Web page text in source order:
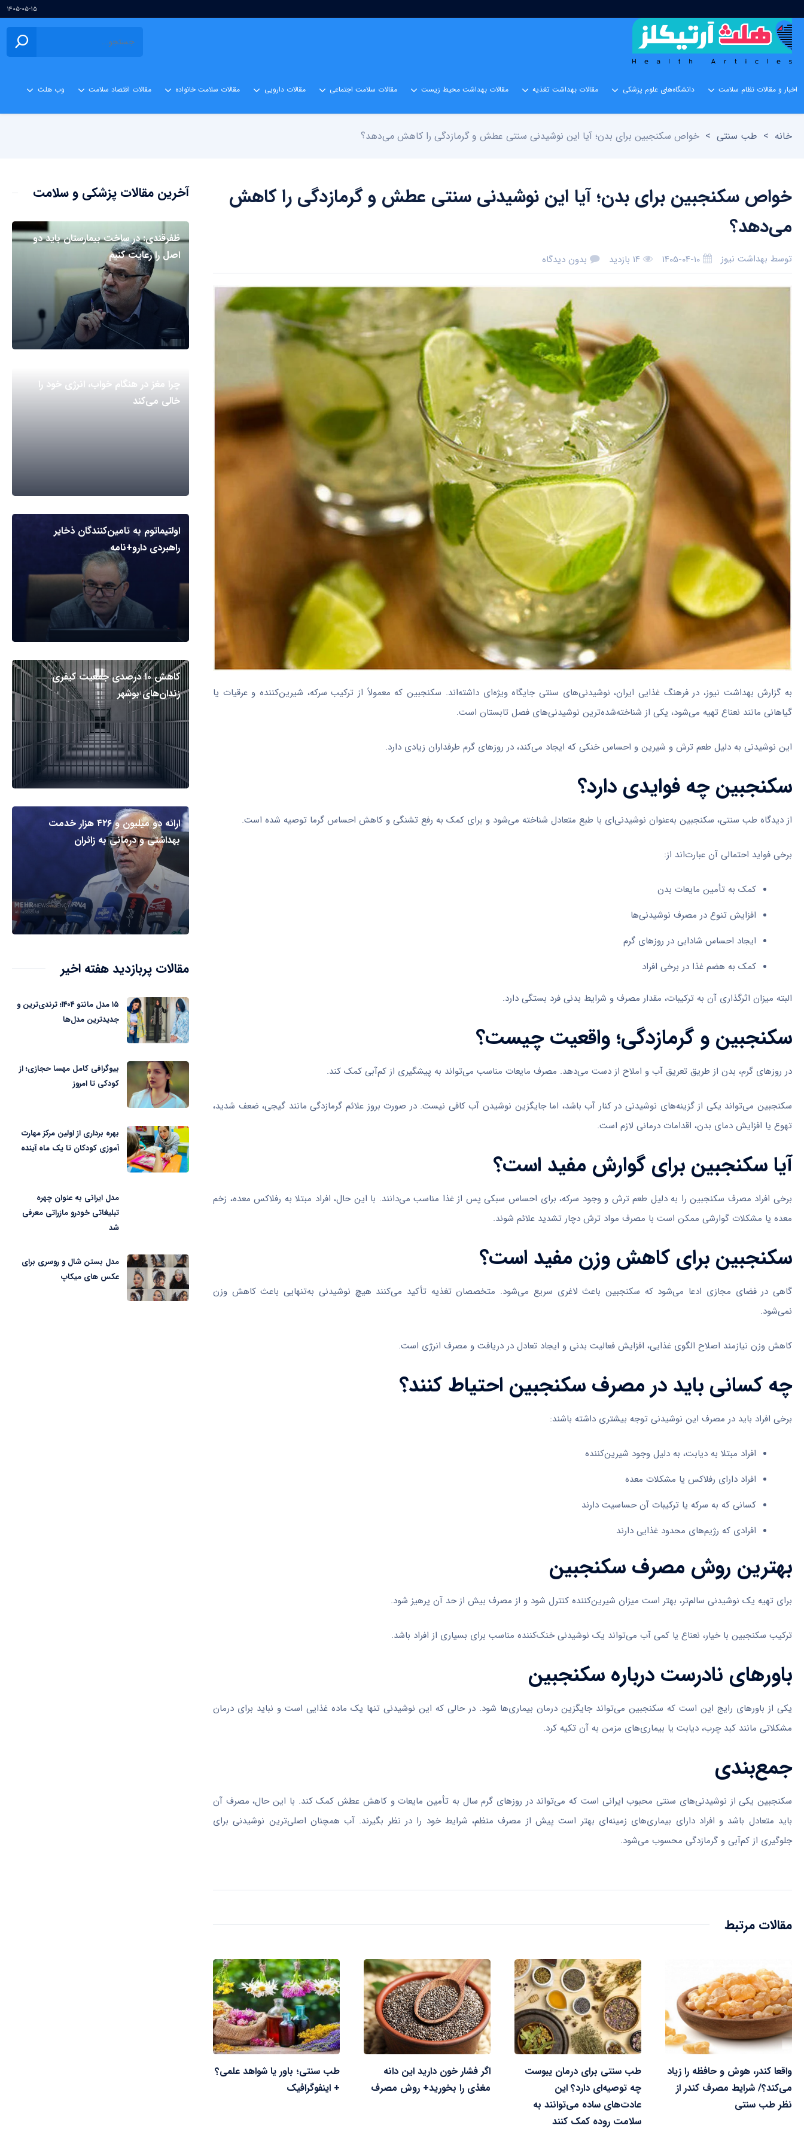
۱۴۰۵-۰۵-۱۵
اخبار و مقالات نظام سلامت دانشگاه‌های علوم پزشکی مقالات بهداشت تغذیه مقالات بهداشت محیط زیست مقالات سلامت اجتماعی مقالات دارویی مقالات سلامت خانواده مقالات اقتصاد سلامت وب هلث
خانه > طب سنتی > خواص سکنجبین برای بدن؛ آیا این نوشیدنی سنتی عطش و گرمازدگی را کاهش می‌دهد؟
خواص سکنجبین برای بدن؛ آیا این نوشیدنی سنتی عطش و گرمازدگی را کاهش
می‌دهد؟
توسط بهداشت نیوز ۱۴۰۵-۰۴-۱۰ ۱۴ بازدید بدون دیدگاه
به گزارش بهداشت نیوز، در فرهنگ غذایی ایران، نوشیدنی‌های سنتی جایگاه ویژه‌ای داشته‌اند. سکنجبین که معمولاً از ترکیب سرکه، شیرین‌کننده و عرقیات یا
گیاهانی مانند نعناع تهیه می‌شود، یکی از شناخته‌شده‌ترین نوشیدنی‌های فصل تابستان است.
این نوشیدنی به دلیل طعم ترش و شیرین و احساس خنکی که ایجاد می‌کند، در روزهای گرم طرفداران زیادی دارد.
سکنجبین چه فوایدی دارد؟
از دیدگاه طب سنتی، سکنجبین به‌عنوان نوشیدنی‌ای با طبع متعادل شناخته می‌شود و برای کمک به رفع تشنگی و کاهش احساس گرما توصیه شده است.
برخی فواید احتمالی آن عبارت‌اند از:
کمک به تأمین مایعات بدن
افزایش تنوع در مصرف نوشیدنی‌ها
ایجاد احساس شادابی در روزهای گرم
کمک به هضم غذا در برخی افراد
البته میزان اثرگذاری آن به ترکیبات، مقدار مصرف و شرایط بدنی فرد بستگی دارد.
سکنجبین و گرمازدگی؛ واقعیت چیست؟
در روزهای گرم، بدن از طریق تعریق آب و املاح از دست می‌دهد. مصرف مایعات مناسب می‌تواند به پیشگیری از کم‌آبی کمک کند.
سکنجبین می‌تواند یکی از گزینه‌های نوشیدنی در کنار آب باشد، اما جایگزین نوشیدن آب کافی نیست. در صورت بروز علائم گرمازدگی مانند گیجی، ضعف شدید،
تهوع یا افزایش دمای بدن، اقدامات درمانی لازم است.
آیا سکنجبین برای گوارش مفید است؟
برخی افراد مصرف سکنجبین را به دلیل طعم ترش و وجود سرکه، برای احساس سبکی پس از غذا مناسب می‌دانند. با این حال، افراد مبتلا به رفلاکس معده، زخم
معده یا مشکلات گوارشی ممکن است با مصرف مواد ترش دچار تشدید علائم شوند.
سکنجبین برای کاهش وزن مفید است؟
گاهی در فضای مجازی ادعا می‌شود که سکنجبین باعث لاغری سریع می‌شود. متخصصان تغذیه تأکید می‌کنند هیچ نوشیدنی به‌تنهایی باعث کاهش وزن
نمی‌شود.
کاهش وزن نیازمند اصلاح الگوی غذایی، افزایش فعالیت بدنی و ایجاد تعادل در دریافت و مصرف انرژی است.
چه کسانی باید در مصرف سکنجبین احتیاط کنند؟
برخی افراد باید در مصرف این نوشیدنی توجه بیشتری داشته باشند:
افراد مبتلا به دیابت، به دلیل وجود شیرین‌کننده
افراد دارای رفلاکس یا مشکلات معده
کسانی که به سرکه یا ترکیبات آن حساسیت دارند
افرادی که رژیم‌های محدود غذایی دارند
بهترین روش مصرف سکنجبین
برای تهیه یک نوشیدنی سالم‌تر، بهتر است میزان شیرین‌کننده کنترل شود و از مصرف بیش از حد آن پرهیز شود.
ترکیب سکنجبین با خیار، نعناع یا کمی آب می‌تواند یک نوشیدنی خنک‌کننده مناسب برای بسیاری از افراد باشد.
باورهای نادرست درباره سکنجبین
یکی از باورهای رایج این است که سکنجبین می‌تواند جایگزین درمان بیماری‌ها شود. در حالی که این نوشیدنی تنها یک ماده غذایی است و نباید برای درمان
مشکلاتی مانند کبد چرب، دیابت یا بیماری‌های مزمن به آن تکیه کرد.
جمع‌بندی
سکنجبین یکی از نوشیدنی‌های سنتی محبوب ایرانی است که می‌تواند در روزهای گرم سال به تأمین مایعات و کاهش عطش کمک کند. با این حال، مصرف آن
باید متعادل باشد و افراد دارای بیماری‌های زمینه‌ای بهتر است پیش از مصرف منظم، شرایط خود را در نظر بگیرند. آب همچنان اصلی‌ترین نوشیدنی برای
جلوگیری از کم‌آبی و گرمازدگی محسوب می‌شود.
مقالات مرتبط
واقعا کندر، هوش و حافظه را زیاد
می‌کند؟/ شرایط مصرف کندر از
نظر طب سنتی
طب سنتی برای درمان یبوست
چه توصیه‌ای دارد؟ این
عادت‌های ساده می‌توانند به
سلامت روده کمک کنند
اگر فشار خون دارید این دانه
مغذی را بخورید+ روش مصرف
طب سنتی؛ باور یا شواهد علمی؟
+ اینفوگرافیک
آخرین مقالات پزشکی و سلامت
ظفرقندی: در ساخت بیمارستان باید دو
اصل را رعایت کنیم
چرا مغز در هنگام خواب، انرژی خود را
خالی می‌کند
اولتیماتوم به تامین‌کنندگان ذخایر
راهبردی دارو+نامه
کاهش ۱۰ درصدی جمعیت کیفری
زندان‌های بوشهر
ارائه دو میلیون و ۴۲۶ هزار خدمت
بهداشتی و درمانی به زائران
مقالات پربازدید هفته اخیر
۱۵ مدل مانتو ۱۴۰۴؛ ترندی‌ترین و
جدیدترین مدل‌ها
بیوگرافی کامل مهسا حجازی؛ از
کودکی تا امروز
بهره برداری از اولین مرکز مهارت
آموزی کودکان تا یک ماه آینده
مدل ایرانی به عنوان چهره
تبلیغاتی خودرو مازراتی معرفی
شد
مدل بستن شال و روسری برای
عکس های میکاپ